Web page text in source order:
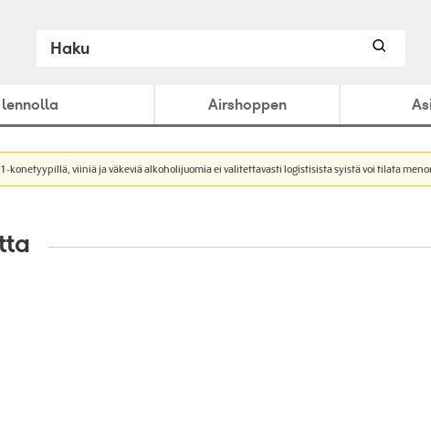
Airshoppen
konetyypillä, viiniä ja väkeviä alkoholijuomia ei valitettavasti logistisista syistä voi tilata